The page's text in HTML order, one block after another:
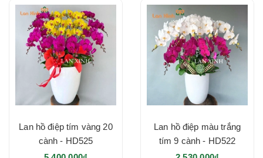
Lan hồ điệp tím vàng 20
cành - HD525
Lan hồ điệp màu trắng
tím 9 cành - HD522